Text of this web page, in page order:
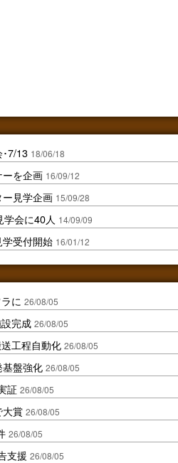
･7/13 18/06/18
を企画 16/09/12
見学企画 15/09/28
会に40人 14/09/09
受付開始 16/01/12
に 26/08/05
完成 26/08/05
工程自動化 26/08/05
盤強化 26/08/05
証 26/08/05
大賞 26/08/05
26/08/05
支援 26/08/05